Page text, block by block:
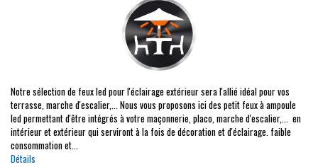
Notre sélection de feux led pour l'éclairage extérieur sera l'allié idéal pour vos
terrasse, marche d'escalier,... Nous vous proposons ici des petit feux à ampoule
led permettant d'être intégrés à votre maçonnerie, placo, marche d'escalier,... en
intérieur et extérieur qui serviront à la fois de décoration et d'éclairage. faible
consommation et...
Détails